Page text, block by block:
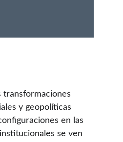
transformaciones
y geopolíticas
en las
se ven